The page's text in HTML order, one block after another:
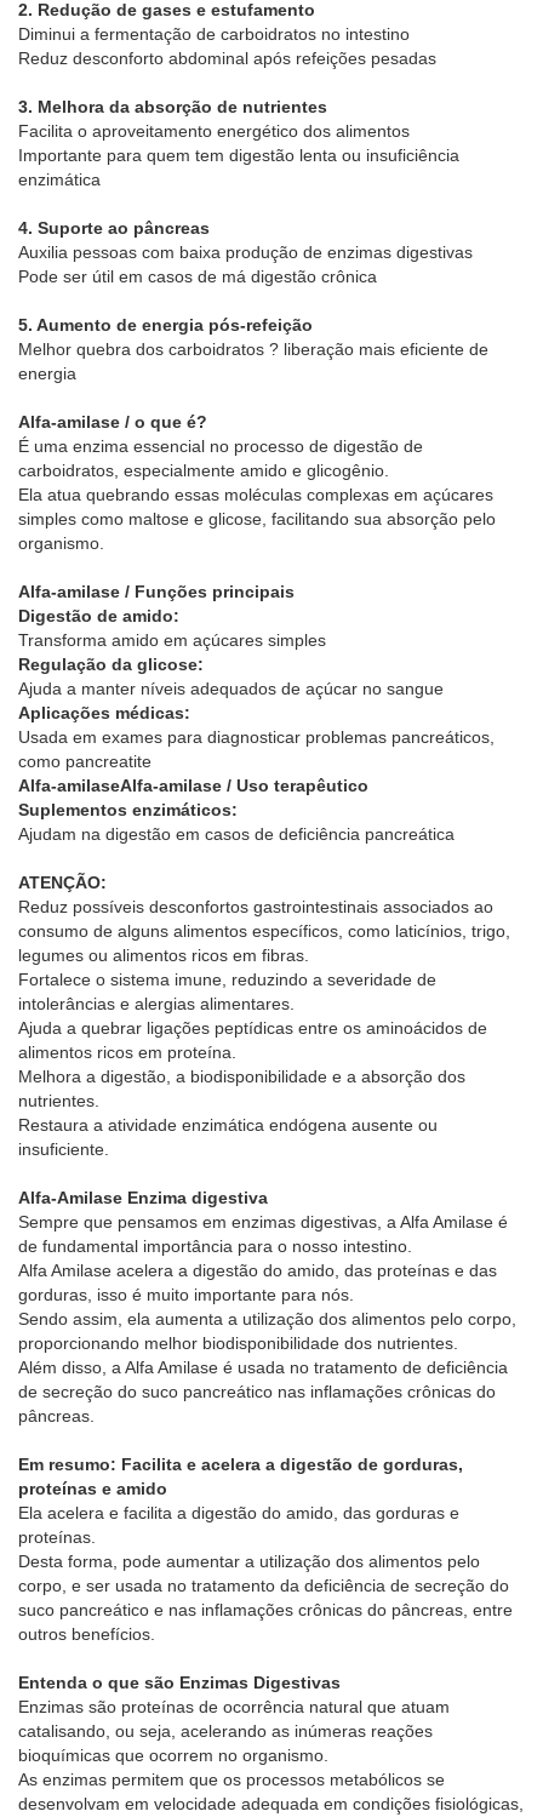
2. Redução de gases e estufamento
Diminui a fermentação de carboidratos no intestino
Reduz desconforto abdominal após refeições pesadas
3. Melhora da absorção de nutrientes
Facilita o aproveitamento energético dos alimentos
Importante para quem tem digestão lenta ou insuficiência
enzimática
4. Suporte ao pâncreas
Auxilia pessoas com baixa produção de enzimas digestivas
Pode ser útil em casos de má digestão crônica
5. Aumento de energia pós-refeição
Melhor quebra dos carboidratos ? liberação mais eficiente de
energia
Alfa-amilase / o que é?
É uma enzima essencial no processo de digestão de
carboidratos, especialmente amido e glicogênio.
Ela atua quebrando essas moléculas complexas em açúcares
simples como maltose e glicose, facilitando sua absorção pelo
organismo.
Alfa-amilase / Funções principais
Digestão de amido:
Transforma amido em açúcares simples
Regulação da glicose:
Ajuda a manter níveis adequados de açúcar no sangue
Aplicações médicas:
Usada em exames para diagnosticar problemas pancreáticos,
como pancreatite
Alfa-amilaseAlfa-amilase / Uso terapêutico
Suplementos enzimáticos:
Ajudam na digestão em casos de deficiência pancreática
ATENÇÃO:
Reduz possíveis desconfortos gastrointestinais associados ao
consumo de alguns alimentos específicos, como laticínios, trigo,
legumes ou alimentos ricos em fibras.
Fortalece o sistema imune, reduzindo a severidade de
intolerâncias e alergias alimentares.
Ajuda a quebrar ligações peptídicas entre os aminoácidos de
alimentos ricos em proteína.
Melhora a digestão, a biodisponibilidade e a absorção dos
nutrientes.
Restaura a atividade enzimática endógena ausente ou
insuficiente.
Alfa-Amilase Enzima digestiva
Sempre que pensamos em enzimas digestivas, a Alfa Amilase é
de fundamental importância para o nosso intestino.
Alfa Amilase acelera a digestão do amido, das proteínas e das
gorduras, isso é muito importante para nós.
Sendo assim, ela aumenta a utilização dos alimentos pelo corpo,
proporcionando melhor biodisponibilidade dos nutrientes.
Além disso, a Alfa Amilase é usada no tratamento de deficiência
de secreção do suco pancreático nas inflamações crônicas do
pâncreas.
Em resumo: Facilita e acelera a digestão de gorduras,
proteínas e amido
Ela acelera e facilita a digestão do amido, das gorduras e
proteínas.
Desta forma, pode aumentar a utilização dos alimentos pelo
corpo, e ser usada no tratamento da deficiência de secreção do
suco pancreático e nas inflamações crônicas do pâncreas, entre
outros benefícios.
Entenda o que são Enzimas Digestivas
Enzimas são proteínas de ocorrência natural que atuam
catalisando, ou seja, acelerando as inúmeras reações
bioquímicas que ocorrem no organismo.
As enzimas permitem que os processos metabólicos se
desenvolvam em velocidade adequada em condições fisiológicas,